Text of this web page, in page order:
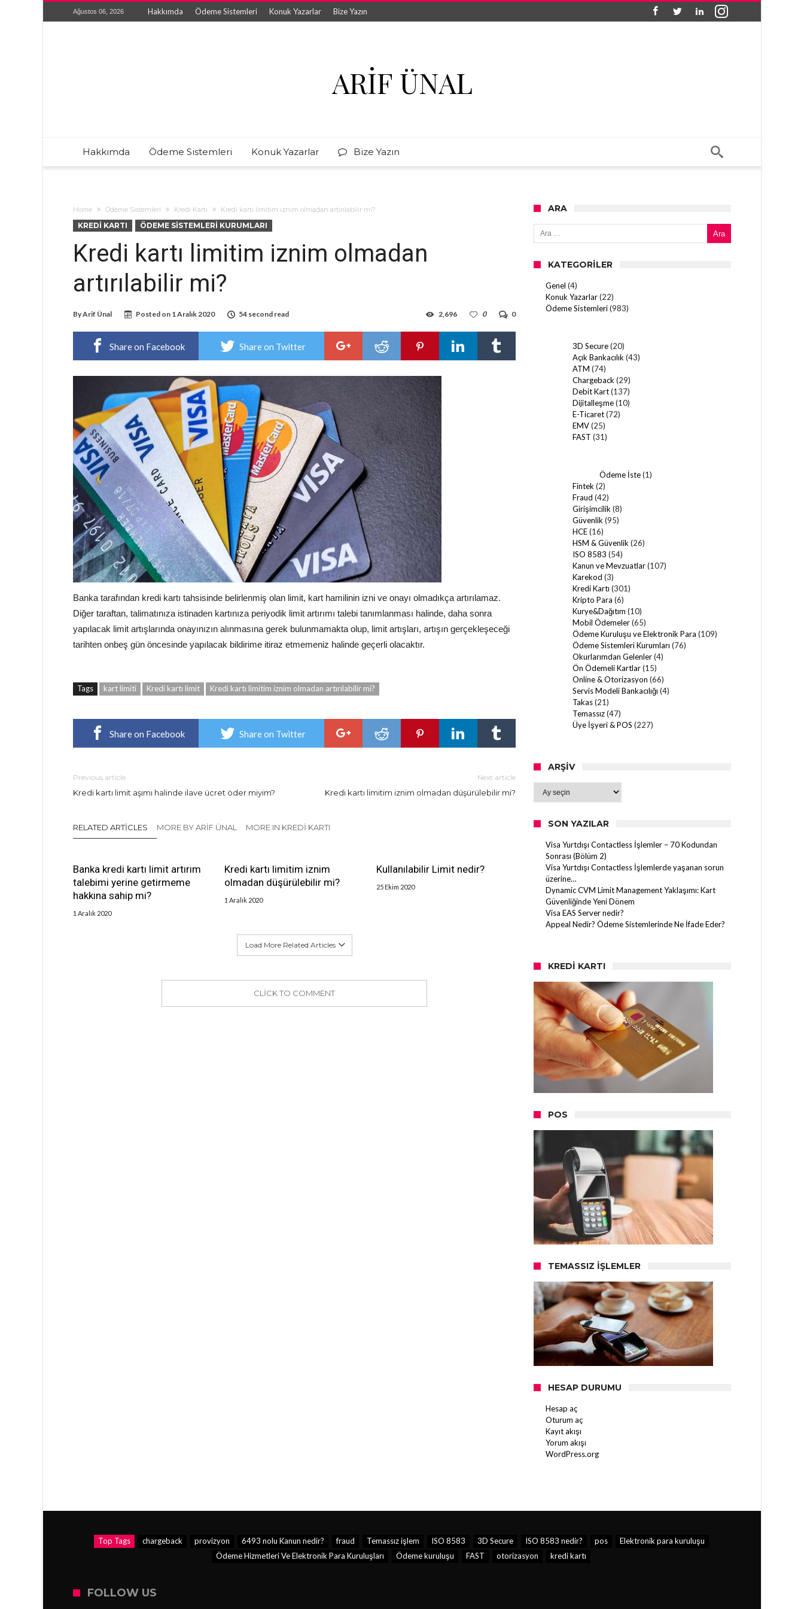
Ağustos 06, 2026 Hakkımda Ödeme Sistemleri Konuk Yazarlar Bize Yazın
ARIF ÜNAL
Hakkımda Ödeme Sistemleri Konuk Yazarlar Bize Yazın
Home Ödeme Sistemleri Kredi Kartı Kredi kartı limitim iznim olmadan artırılabilir mi?
KREDI KARTI ÖDEME SISTEMLERI KURUMLARI
Kredi kartı limitim iznim olmadan
artırılabilir mi?
ByArif Ünal Posted on 1 Aralık 2020 54 second read 0
0
2,696
Share on Facebook Share on Twitter
Banka tarafından kredi kartı tahsisinde belirlenmiş olan limit, kart hamilinin izni ve onayı olmadıkça artırılamaz.
Diğer taraftan, talimatınıza istinaden kartınıza periyodik limit artırımı talebi tanımlanması halinde, daha sonra
yapılacak limit artışlarında onayınızın alınmasına gerek bulunmamakta olup, limit artışları, artışın gerçekleşeceği
tarihten onbeş gün öncesinde yapılacak bildirime itiraz etmemeniz halinde geçerli olacaktır.
Tags kart limiti Kredi kartı limit Kredi kartı limitim iznim olmadan artırılabilir mi?
Share on Facebook Share on Twitter
Previous article
Kredi kartı limit aşımı halinde ilave ücret öder miyim?
Next article
Kredi kartı limitim iznim olmadan düşürülebilir mi?
RELATED ARTICLES MORE BY ARIF ÜNAL MORE IN KREDI KARTI
Banka kredi kartı limit artırım
talebimi yerine getirmeme
hakkına sahip mi?
1 Aralık 2020
Kredi kartı limitim iznim
olmadan düşürülebilir mi?
1 Aralık 2020
Kullanılabilir Limit nedir?
25 Ekim 2020
Load More Related Articles
CLICK TO COMMENT
ARA
Arama:
KATEGORILER
Genel (4)
Konuk Yazarlar(22)
Ödeme Sistemleri(983)
3D Secure(20)
Açık Bankacılık (43)
ATM (74)
Chargeback (29)
Debit Kart(137)
Dijitalleşme(10)
E-Ticaret(72)
EMV(25)
FAST (31)
Ödeme İste(1)
Fintek (2)
Fraud (42)
Girişimcilik (8)
Güvenlik (95)
HCE(16)
HSM & Güvenlik (26)
ISO 8583 (54)
Kanun ve Mevzuatlar(107)
Karekod (3)
Kredi Kartı (301)
Kripto Para (6)
Kurye&Dağıtım (10)
Mobil Ödemeler(65)
Ödeme Kuruluşu ve Elektronik Para (109)
Ödeme Sistemleri Kurumları (76)
Okurlarımdan Gelenler(4)
Ön Ödemeli Kartlar(15)
Online & Otorizasyon (66)
Servis Modeli Bankacılığı (4)
Takas(21)
Temassız(47)
Üye İşyeri & POS (227)
ARŞIV
SON YAZILAR
Visa Yurtdışı Contactless İşlemler – 70 Kodundan
Sonrası (Bölüm 2)
Visa Yurtdışı Contactless İşlemlerde yaşanan sorun
üzerine…
Dynamic CVM Limit Management Yaklaşımı: Kart
Güvenliğinde Yeni Dönem
Visa EAS Server nedir?
Appeal Nedir? Ödeme Sistemlerinde Ne İfade Eder?
KREDI KARTI
POS
TEMASSIZ İŞLEMLER
HESAP DURUMU
Hesap aç
Oturum aç
Kayıt akışı
Yorum akışı
WordPress.org
Top Tags chargeback provizyon 6493 nolu Kanun nedir? fraud Temassız işlem ISO 8583 3D Secure ISO 8583 nedir? pos
Elektronik para kuruluşu
Ödeme Hizmetleri Ve Elektronik Para Kuruluşları
Ödeme kuruluşu FAST otorizasyon kredi kartı
FOLLOW US